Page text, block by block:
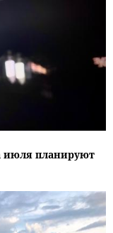
июля планируют